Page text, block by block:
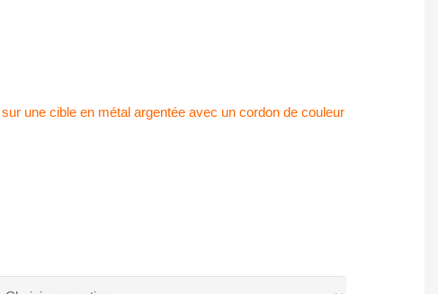
une cible en métal argentée avec un cordon de couleur